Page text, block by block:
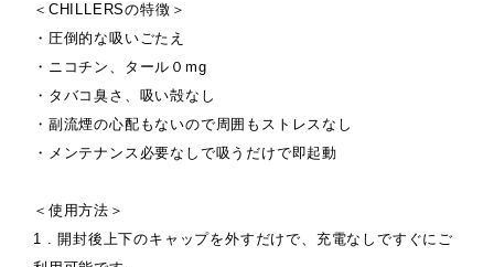
＜CHILLERSの特徴＞
・圧倒的な吸いごたえ
・ニコチン、タール０mg
・タバコ臭さ、吸い殻なし
・副流煙の心配もないので周囲もストレスなし
・メンテナンス必要なしで吸うだけで即起動
＜使用方法＞
1 . 開封後上下のキャップを外すだけで、充電なしですぐにご